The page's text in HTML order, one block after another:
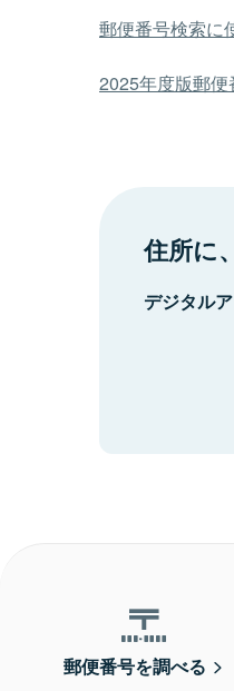
郵便番号検索に
2025年度版郵
住所に
デジタル
郵便番号を調べる